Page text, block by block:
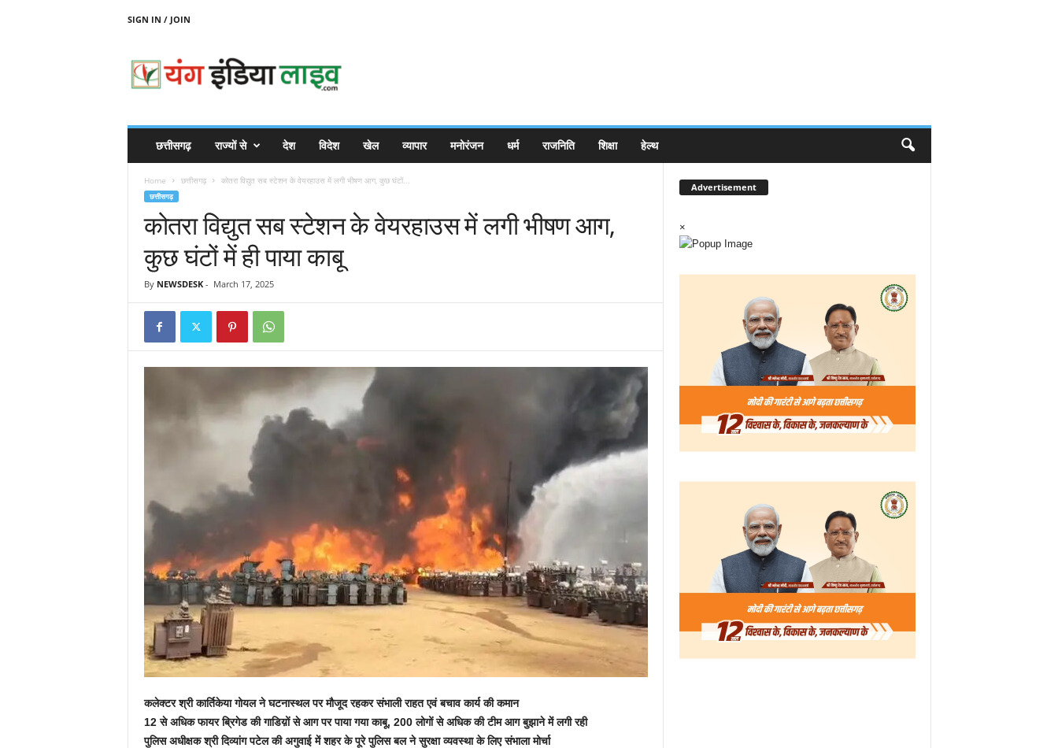
SIGN IN / JOIN
N
छत्तीसगढ़ राज्यों से देश विदेश खेल व्यापार मनोरंजन धर्म राजनिति शिक्षा हेल्थ
Home छत्तीसगढ़ कोतरा विद्युत सब स्टेशन के वेयरहाउस में लगी भीषण आग, कुछ घंटों...
छत्तीसगढ़
कोतरा विद्युत सब स्टेशन के वेयरहाउस में लगी भीषण आग,
कुछ घंटों में ही पाया काबू
By NEWSDESK- March 17, 2025
कलेक्टर श्री कार्तिकेया गोयल ने घटनास्थल पर मौजूद रहकर संभाली राहत एवं बचाव कार्य की कमान
12 से अधिक फायर ब्रिगेड की गाडिय़ों से आग पर पाया गया काबू, 200 लोगों से अधिक की टीम आग बुझाने में लगी रही
पुलिस अधीक्षक श्री दिव्यांग पटेल की अगुवाई में शहर के पूरे पुलिस बल ने सुरक्षा व्यवस्था के लिए संभाला मोर्चा
Advertisement
×